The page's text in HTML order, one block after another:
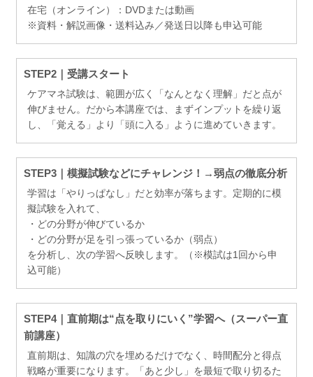
在宅（オンライン）：DVDまたは動画
※資料・解説画像・送料込み／発送日以降も申込可能
STEP2｜受講スタート
ケアマネ試験は、範囲が広く「なんとなく理解」だと点が
伸びません。だから本講座では、まずインプットを繰り返
し、「覚える」より「頭に入る」ように進めていきます。
STEP3｜模擬試験などにチャレンジ！→弱点の徹底分析
学習は「やりっぱなし」だと効率が落ちます。定期的に模
擬試験を入れて、
・どの分野が伸びているか
・どの分野が足を引っ張っているか（弱点）
を分析し、次の学習へ反映します。（※模試は1回から申
込可能）
STEP4｜直前期は“点を取りにいく”学習へ（スーパー直
前講座）
直前期は、知識の穴を埋めるだけでなく、時間配分と得点
戦略が重要になります。「あと少し」を最短で取り切るた